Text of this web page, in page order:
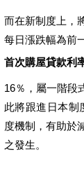
而在新制度上，
每日漲跌幅為前
首次購屋貸款利
16％，屬一階段
此將跟進日本制
度機制，有助於
之發生。